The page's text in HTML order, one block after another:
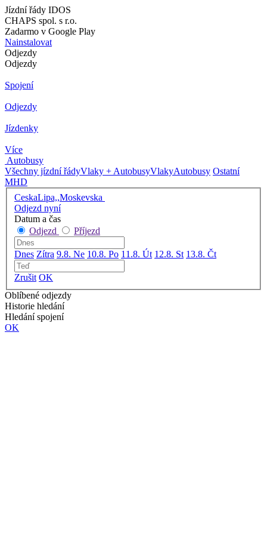
Jízdní řády IDOS
CHAPS spol. s r.o.
Zadarmo v Google Play
Nainstalovat
Odjezdy
Odjezdy
Spojení
Odjezdy
Jízdenky
Více
Autobusy
Všechny jízdní řádyVlaky + AutobusyVlakyAutobusy Ostatní
MHD
CeskaLipa,,Moskevska
Odjezd nyní
Datum a čas
Odjezd
Příjezd
Dnes Zítra 9.8. Ne 10.8. Po 11.8. Út 12.8. St 13.8. Čt
Zrušit OK
Oblíbené odjezdy
Historie hledání
Hledání spojení
OK